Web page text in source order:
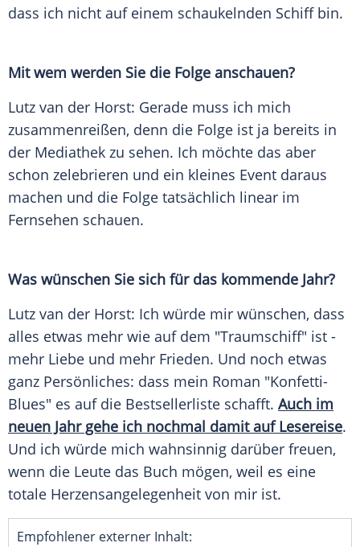
dass ich nicht auf einem schaukelnden Schiff bin.
Mit wem werden Sie die Folge anschauen?
Lutz van der Horst: Gerade muss ich mich
zusammenreißen, denn die Folge ist ja bereits in
der Mediathek zu sehen. Ich möchte das aber
schon zelebrieren und ein kleines Event daraus
machen und die Folge tatsächlich linear im
Fernsehen schauen.
Was wünschen Sie sich für das kommende Jahr?
Lutz van der Horst: Ich würde mir wünschen, dass
alles etwas mehr wie auf dem "Traumschiff" ist -
mehr Liebe und mehr Frieden. Und noch etwas
ganz Persönliches: dass mein Roman "Konfetti-
Blues" es auf die Bestsellerliste schafft. Auch im
neuen Jahr gehe ich nochmal damit auf Lesereise.
Und ich würde mich wahnsinnig darüber freuen,
wenn die Leute das Buch mögen, weil es eine
totale Herzensangelegenheit von mir ist.
Empfohlener externer Inhalt: